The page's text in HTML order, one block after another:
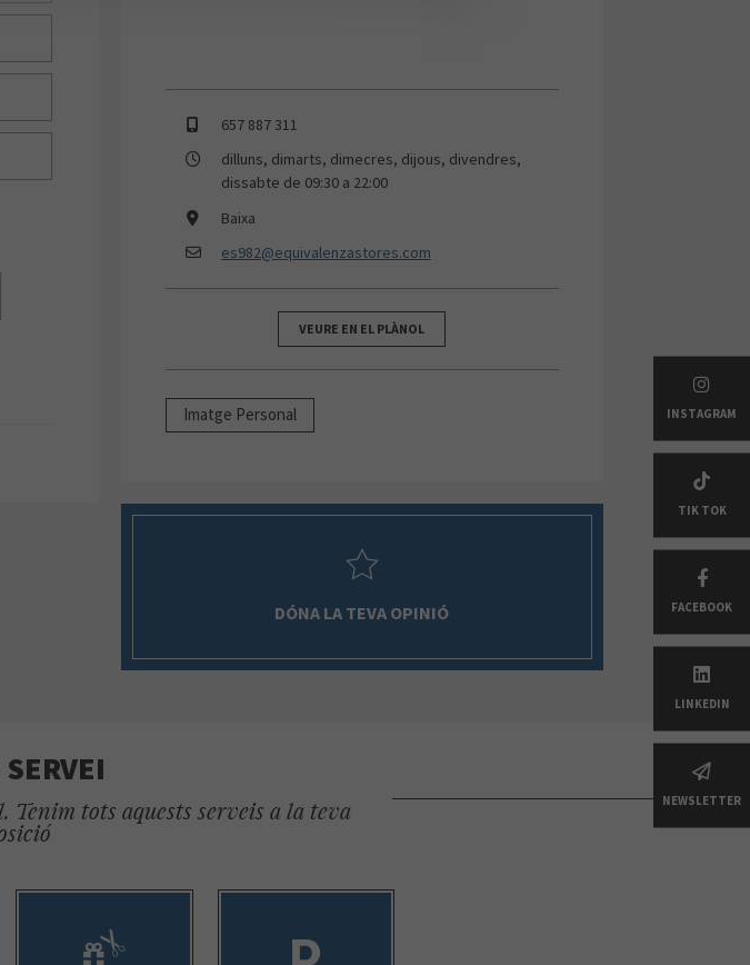
INSTAGRAM
TIK TOK
FACEBOOK
LINKEDIN
NEWSLETTER
657 887 311
dilluns, dimarts, dimecres, dijous, divendres,
dissabte de 09:30 a 22:00
Baixa
es982@equivalenzastores.com
VEURE EN EL PLÀNOL
Imatge Personal
DÓNA LA TEVA OPINIÓ
tots aquests serveis a la teva